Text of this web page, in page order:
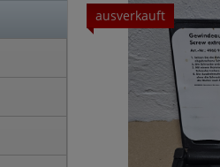
ausverkauft